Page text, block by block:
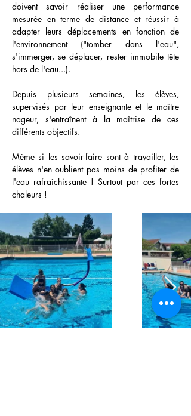
doivent savoir réaliser une performance
mesurée en terme de distance et réussir à
adapter leurs déplacements en fonction de
l'environnement ("tomber dans l'eau",
s'immerger, se déplacer, rester immobile tête
hors de l'eau...).
Depuis plusieurs semaines, les élèves,
supervisés par leur enseignante et le maître
nageur, s'entraînent à la maîtrise de ces
différents objectifs.
Même si les savoir-faire sont à travailler, les
élèves n'en oublient pas moins de profiter de
l'eau rafraîchissante ! Surtout par ces fortes
chaleurs !